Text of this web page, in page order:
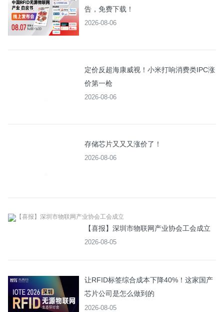
告，免费下载！
2026-08-06
定价反超海康威视！小米打响消费类IPC涨
价第一枪
2026-08-06
存储芯片又又又涨价了！
2026-08-06
【喜报】深圳市物联网产业协会工会成立
2026-08-05
让RFID标签综合成本下降40%！这家国产
芯片公司是怎么做到的
2026-08-05